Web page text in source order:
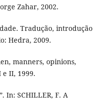
Zahar, 2002.
Tradução, introdução
Hedra, 2009.
manners, opinions,
e II, 1999.
In: SCHILLER, F. A